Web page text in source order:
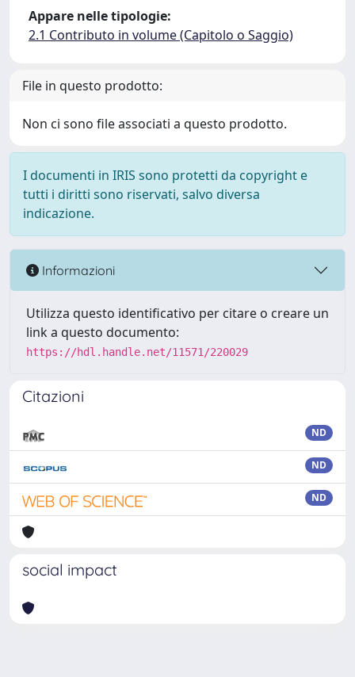
Appare nelle tipologie:
2.1 Contributo in volume (Capitolo o Saggio)
File in questo prodotto:
Non ci sono file associati a questo prodotto.
I documenti in IRIS sono protetti da copyright e
tutti i diritti sono riservati, salvo diversa
indicazione.
Informazioni
Utilizza questo identificativo per citare o creare un
link a questo documento:
https://hdl.handle.net/11571/220029
Citazioni
ND
ND
ND
social impact